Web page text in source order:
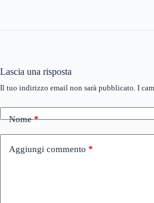
Lascia una risposta
Il tuo indirizzo email non sarà pubblicato. I
Nome*
Aggiungi commento *